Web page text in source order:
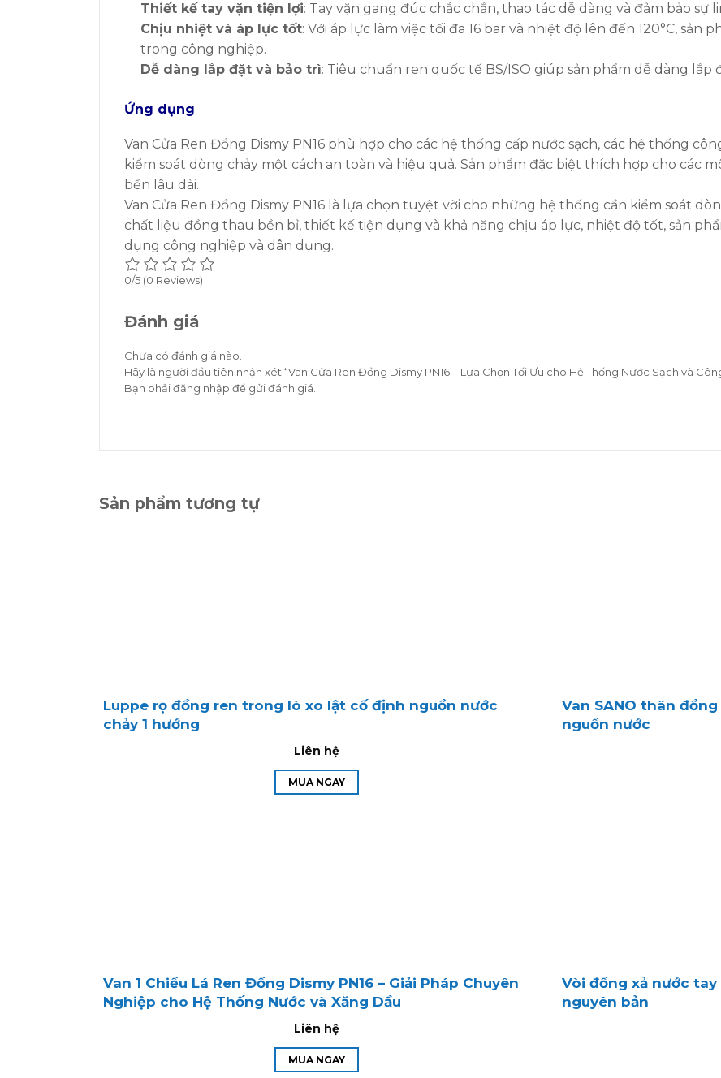
Thiết kế tay vặn tiện lợi: Tay vặn gang đúc chắc chắn, thao tác dễ dàng và đảm bảo sự
Chịu nhiệt và áp lực tốt: Với áp lực làm việc tối đa 16 bar và nhiệt độ lên đến 120°C,
trong công nghiệp.
Dễ dàng lắp đặt và bảo trì: Tiêu chuẩn ren quốc tế BS/ISO giúp sản phẩm dễ dàng
Ứng dụng
Van Cửa Ren Đồng Dismy PN16 phù hợp cho các hệ thống cấp nước sạch, các hệ thống
kiểm soát dòng chảy một cách an toàn và hiệu quả. Sản phẩm đặc biệt thích hợp cho các
bền lâu dài.
Van Cửa Ren Đồng Dismy PN16 là lựa chọn tuyệt vời cho những hệ thống cần kiểm soát
chất liệu đồng thau bền bỉ, thiết kế tiện dụng và khả năng chịu áp lực, nhiệt độ tốt, sản
dụng công nghiệp và dân dụng.
0/5 (0 Reviews)
Đánh giá
Chưa có đánh giá nào.
Hãy là người đầu tiên nhận xét “Van Cửa Ren Đồng Dismy PN16 – Lựa Chọn Tối Ưu cho Hệ Thống Nước Sạch và
Bạn phảiđăng nhập để gửi đánh giá.
Sản phẩm tương tự
Luppe rọ đồng ren trong lò xo lật cố định nguồn nước
chảy 1 hướng
Liên hệ
MUA NGAY
Van SANO thân
nguồn nước
Van 1 Chiều Lá Ren Đồng Dismy PN16 – Giải Pháp Chuyên
Nghiệp cho Hệ Thống Nước và Xăng Dầu
Liên hệ
MUA NGAY
Vòi đồng xả nước
nguyên bản